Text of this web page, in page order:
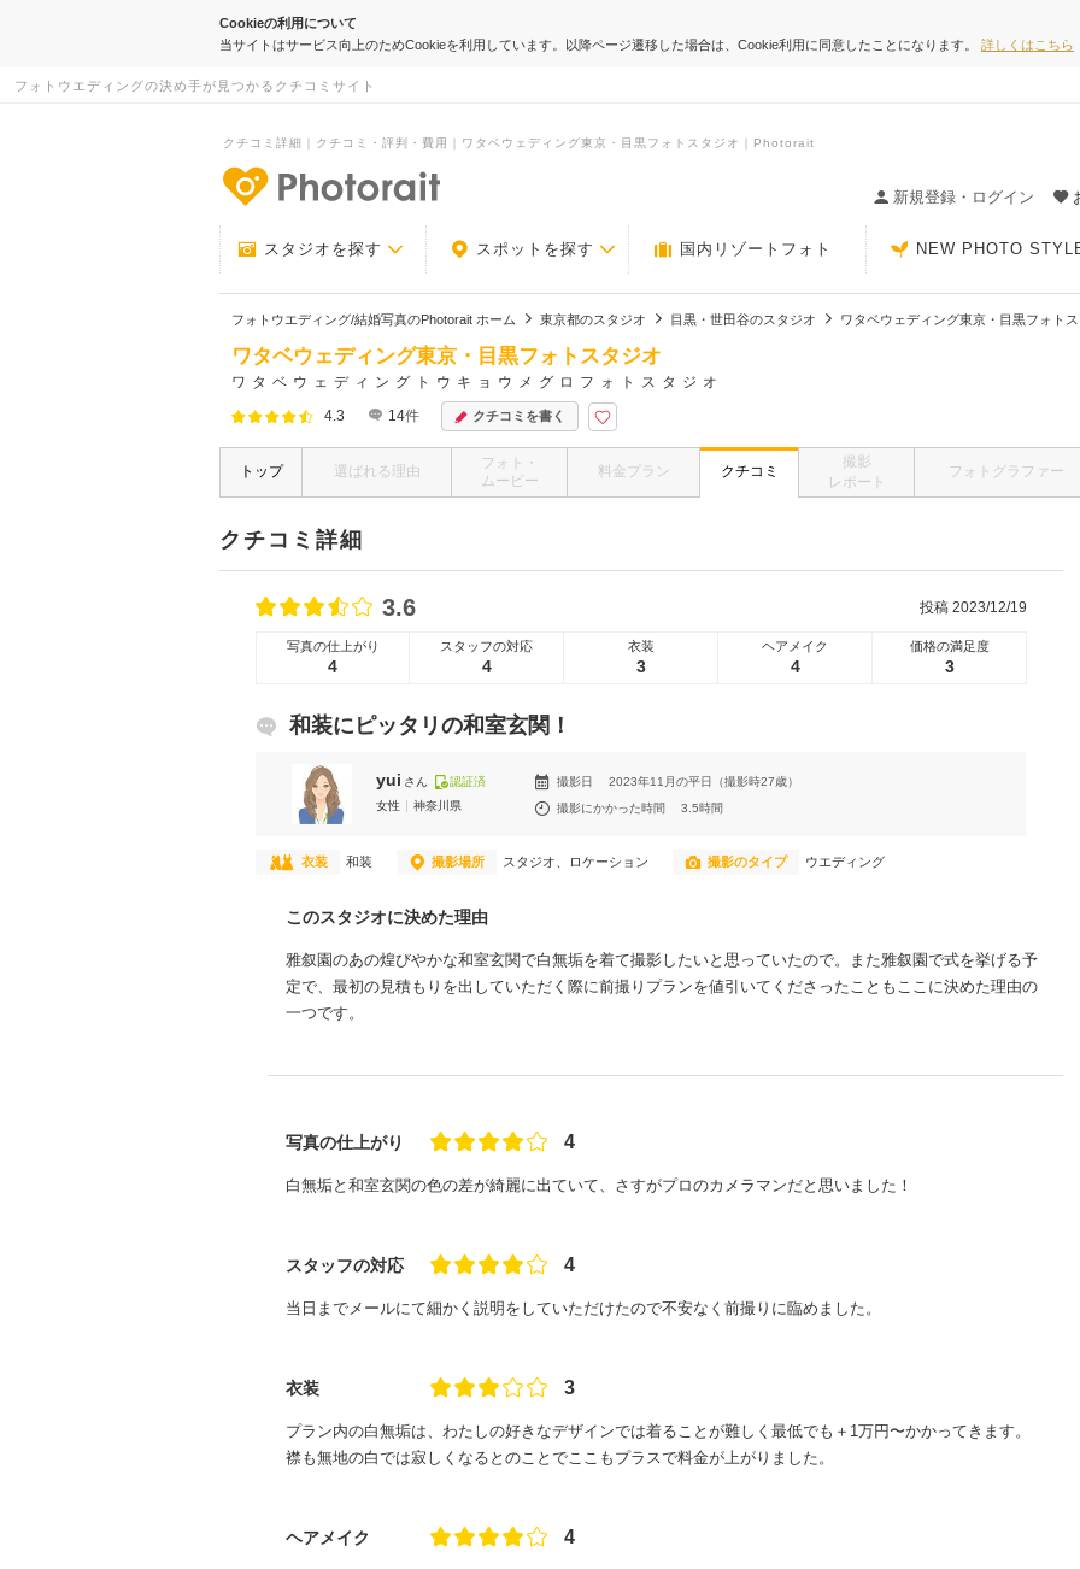
Cookieの利用について
当サイトはサービス向上のためCookieを利用しています。以降ページ遷移した場合は、Cookie利用に同意したことになります。 詳しくはこちら
フォトウエディングの決め手が見つかるクチコミサイト
クチコミ詳細｜クチコミ・評判・費用｜ワタベウェディング東京・目黒フォトスタジオ｜Photorait
新規登録・ログイン
スタジオを探す スポットを探す 国内リゾートフォト NEW PHOTO
フォトウエディング/結婚写真のPhotorait ホーム 東京都のスタジオ 目黒・世田谷のスタジオ ワタベウェディング東京・目黒フォト
ワタベウェディング東京・目黒フォトスタジオ
ワタベウェディングトウキョウメグロフォトスタジオ
4.3
14件 クチコミを書く
トップ 選ばれる理由
フォト・
ムービー
料金プラン クチコミ
撮影
レポート
フォトグラファー
クチコミ詳細
3.6 投稿 2023/12/19
写真の仕上がり
4
スタッフの対応
4
衣装
3
ヘアメイク
4
価格の満足度
3
和装にピッタリの和室玄関！
yui さん
認証済
女性
神奈川県
撮影日
2023年11月の平日（撮影時27歳）
撮影にかかった時間
3.5時間
衣装 和装 撮影場所 スタジオ、ロケーション 撮影のタイプ ウエディング
このスタジオに決めた理由
雅叙園のあの煌びやかな和室玄関で白無垢を着て撮影したいと思っていたので。また雅叙園で式を挙げる予
定で、最初の見積もりを出していただく際に前撮りプランを値引いてくださったこともここに決めた理由の
一つです。
写真の仕上がり 4
白無垢と和室玄関の色の差が綺麗に出ていて、さすがプロのカメラマンだと思いました！
スタッフの対応 4
当日までメールにて細かく説明をしていただけたので不安なく前撮りに臨めました。
衣装 3
プラン内の白無垢は、わたしの好きなデザインでは着ることが難しく最低でも＋1万円〜かかってきます。
襟も無地の白では寂しくなるとのことでここもプラスで料金が上がりました。
ヘアメイク 4